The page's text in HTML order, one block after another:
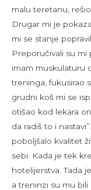
malu teretanu,
Drugar mi je
mi se stanje
Preporučivali su mi
imam muskulaturu
treninga, fukusirao
grudni koš mi se
otišao kod lekara
da radiš to i
poboljšalo kvalitet
sebi. Kada je tek
hotelijerstva. Tada
a treninzi su mu bili